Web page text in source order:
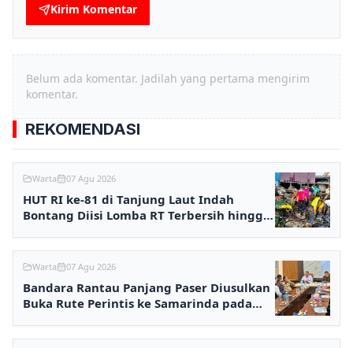
Kirim Komentar
Belum ada komentar. Jadilah yang pertama mengirim
komentar.
REKOMENDASI
Warta 07 Agu 2026
HUT RI ke-81 di Tanjung Laut Indah
Bontang Diisi Lomba RT Terbersih hingga
Warta 07 Agu 2026
Bandara Rantau Panjang Paser Diusulkan
Buka Rute Perintis ke Samarinda pada